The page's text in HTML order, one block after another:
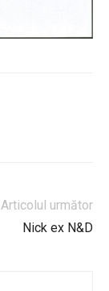
Articolul următor
Nick ex N&D